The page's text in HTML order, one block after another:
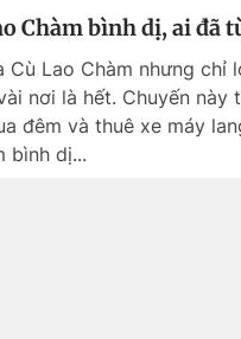
Chàm bình dị, ai đã
Cù Lao Chàm nhưng chỉ
nơi là hết. Chuyến này
đêm và thuê xe máy
bình dị...